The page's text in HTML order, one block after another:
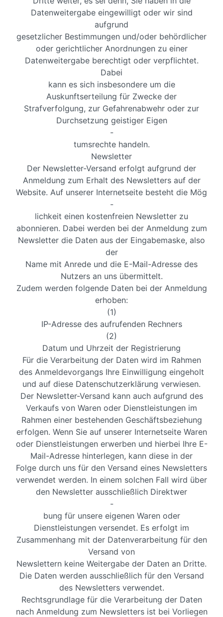
Datenweitergabe eingewilligt oder wir sind
aufgrund
gesetzlicher Bestimmungen und/oder behördlicher
oder gerichtlicher Anordnungen zu einer
Datenweitergabe berechtigt oder verpflichtet.
Dabei
kann es sich insbesondere um die
Auskunftserteilung für Zwecke der
Strafverfolgung, zur Gefahrenabwehr oder zur
Durchsetzung geistiger Eigen
-
tumsrechte handeln.
Newsletter
Der Newsletter-Versand erfolgt aufgrund der
Anmeldung zum Erhalt des Newsletters auf der
Website. Auf unserer Internetseite besteht die Mög
-
lichkeit einen kostenfreien Newsletter zu
abonnieren. Dabei werden bei der Anmeldung zum
Newsletter die Daten aus der Eingabemaske, also
der
Name mit Anrede und die E-Mail-Adresse des
Nutzers an uns übermittelt.
Zudem werden folgende Daten bei der Anmeldung
erhoben:
(1)
IP-Adresse des aufrufenden Rechners
(2)
Datum und Uhrzeit der Registrierung
Für die Verarbeitung der Daten wird im Rahmen
des Anmeldevorgangs Ihre Einwilligung eingeholt
und auf diese Datenschutzerklärung verwiesen.
Der Newsletter-Versand kann auch aufgrund des
Verkaufs von Waren oder Dienstleistungen im
Rahmen einer bestehenden Geschäftsbeziehung
erfolgen. Wenn Sie auf unserer Internetseite Waren
oder Dienstleistungen erwerben und hierbei Ihre E-
Mail-Adresse hinterlegen, kann diese in der
Folge durch uns für den Versand eines Newsletters
verwendet werden. In einem solchen Fall wird über
den Newsletter ausschließlich Direktwer
-
bung für unsere eigenen Waren oder
Dienstleistungen versendet. Es erfolgt im
Zusammenhang mit der Datenverarbeitung für den
Versand von
Newslettern keine Weitergabe der Daten an Dritte.
Die Daten werden ausschließlich für den Versand
des Newsletters verwendet.
Rechtsgrundlage für die Verarbeitung der Daten
nach Anmeldung zum Newsletters ist bei Vorliegen